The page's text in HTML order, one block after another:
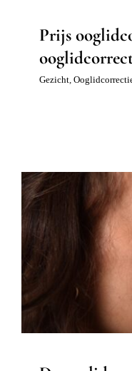
Prijs
Gezicht,
De